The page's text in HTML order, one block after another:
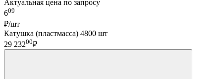
Актуальная цена по запросу
609
₽/шт
Катушка (пластмасса) 4800 шт
29 23200₽